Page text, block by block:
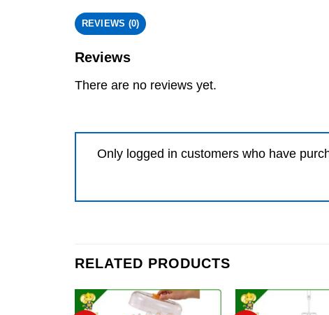
REVIEWS (0)
Reviews
There are no reviews yet.
Only logged in customers who have
RELATED PRODUCTS